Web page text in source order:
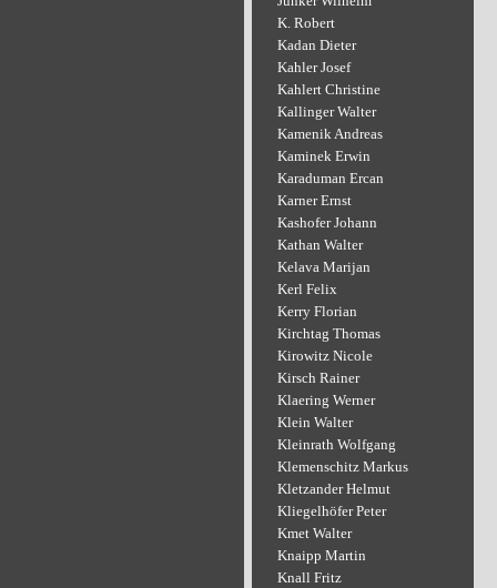
K. Robert
Kadan Dieter
Kahler Josef
Kahlert Christine
Kallinger Walter
Kamenik Andreas
Kaminek Erwin
Karaduman Ercan
Karner Ernst
Kashofer Johann
Kathan Walter
Kelava Marijan
Kerl Felix
Kerry Florian
Kirchtag Thomas
Kirowitz Nicole
Kirsch Rainer
Klaering Werner
Klein Walter
Kleinrath Wolfgang
Klemenschitz Markus
Kletzander Helmut
Kliegelhöfer Peter
Kmet Walter
Knaipp Martin
Knall Fritz